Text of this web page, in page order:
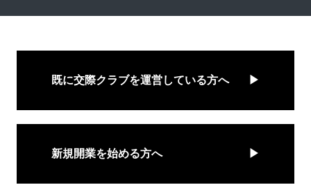
既に交際クラブを運営している方へ
新規開業を始める方へ